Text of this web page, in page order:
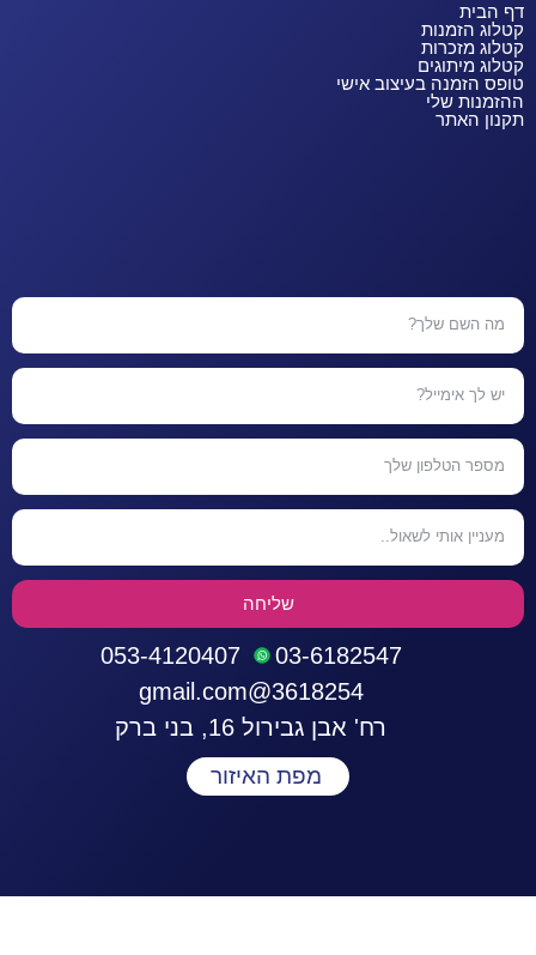
דף הבית
קטלוג הזמנות
קטלוג מזכרות
קטלוג מיתוגים
טופס הזמנה בעיצוב אישי
ההזמנות שלי
תקנון האתר
שליחה
03-6182547
053-4120407
3618254@gmail.com
רח' אבן גבירול 16, בני ברק
מפת האיזור